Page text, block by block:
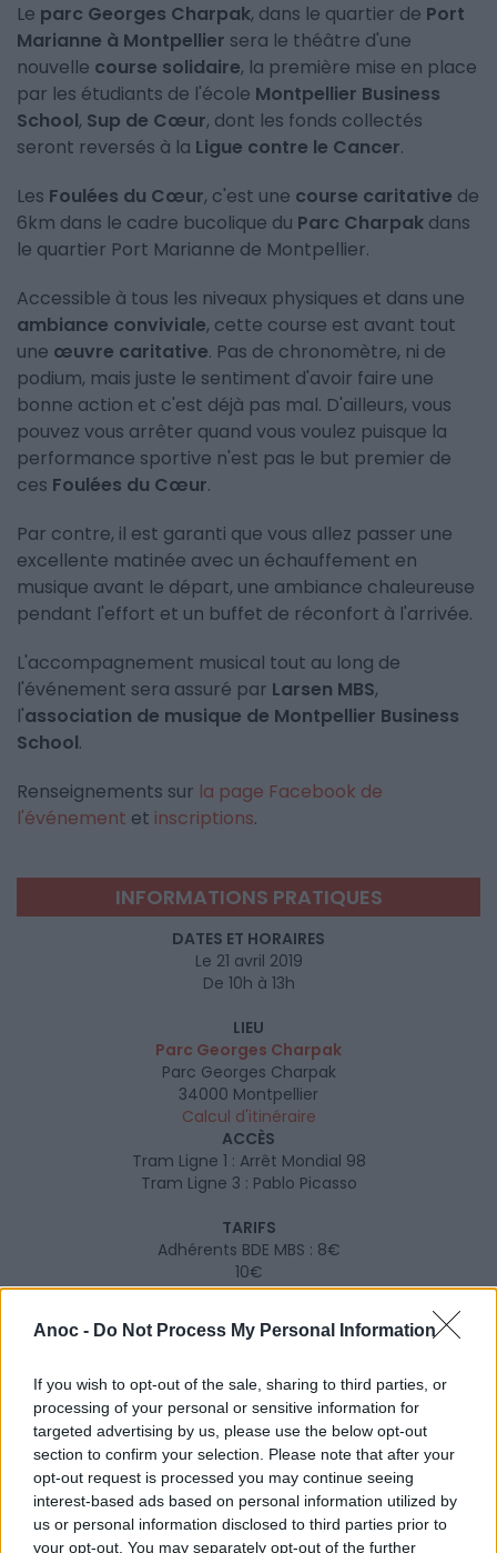
Anoc - Do Not Process My Personal Information
If you wish to opt-out of the sale, sharing to third parties, or
processing of your personal or sensitive information for
targeted advertising by us, please use the below opt-out
section to confirm your selection. Please note that after your
opt-out request is processed you may continue seeing
interest-based ads based on personal information utilized by
us or personal information disclosed to third parties prior to
your opt-out. You may separately opt-out of the further
Le parc Georges Charpak, dans le quartier de Port
Marianne à Montpellier sera le théâtre d'une
nouvelle course solidaire, la première mise en place
par les étudiants de l'école Montpellier Business
School, Sup de Cœur, dont les fonds collectés
seront reversés à la Ligue contre le Cancer.
Les Foulées du Cœur, c'est une course caritative de
6km dans le cadre bucolique du Parc Charpak dans
le quartier Port Marianne de Montpellier.
Accessible à tous les niveaux physiques et dans une
ambiance conviviale, cette course est avant tout
une œuvre caritative. Pas de chronomètre, ni de
podium, mais juste le sentiment d'avoir faire une
bonne action et c'est déjà pas mal. D'ailleurs, vous
pouvez vous arrêter quand vous voulez puisque la
performance sportive n'est pas le but premier de
ces Foulées du Cœur.
Par contre, il est garanti que vous allez passer une
excellente matinée avec un échauffement en
musique avant le départ, une ambiance chaleureuse
pendant l'effort et un buffet de réconfort à l'arrivée.
L'accompagnement musical tout au long de
l'événement sera assuré par Larsen MBS,
l'association de musique de Montpellier Business
School.
Renseignements sur la page Facebook de
l'événement et inscriptions.
INFORMATIONS PRATIQUES
DATES ET HORAIRES
Le 21 avril 2019
De 10h à 13h
LIEU
Parc Georges Charpak
Parc Georges Charpak
34000 Montpellier
Calcul d'itinéraire
ACCÈS
Tram Ligne 1 : Arrêt Mondial 98
Tram Ligne 3 : Pablo Picasso
TARIFS
Adhérents BDE MBS : 8€
10€
Equipe de 5 personnes : 35€
ÂGE RECOMMANDÉ
DURÉE MOYENNE
2 h
SITE OFFICIEL
www.facebook.com